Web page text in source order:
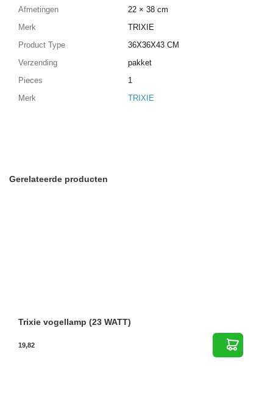
Afmetingen
22 × 38 cm
Merk
TRIXIE
Product Type
36X36X43 CM
Verzending
pakket
Pieces
1
Merk
TRIXIE
Gerelateerde producten
Trixie vogellamp (23 WATT)
19,82